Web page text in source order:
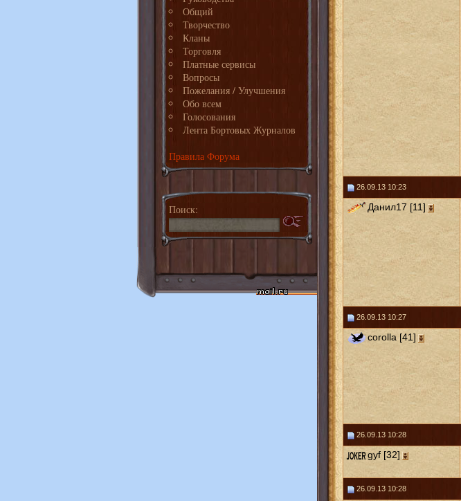
Общий
Творчество
Кланы
Торговля
Платные сервисы
Вопросы
Пожелания / Улучшения
Обо всем
Голосования
Лента Бортовых Журналов
Правила Форума
Поиск:
26.09.13 10:23
Данил17 [11]
26.09.13 10:27
corolla [41]
26.09.13 10:28
gyf [32]
26.09.13 10:28